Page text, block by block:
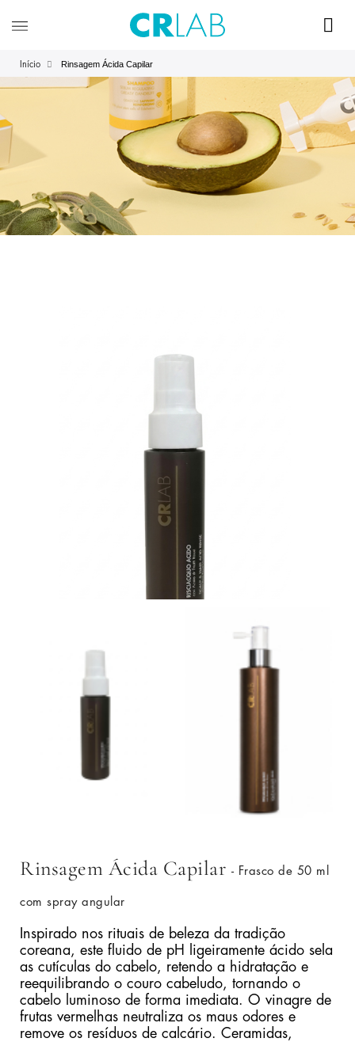
Início Rinsagem Ácida Capilar
Rinsagem Ácida Capilar - Frasco de 50 ml
com spray angular
Inspirado nos rituais de beleza da tradição
coreana, este fluido de pH ligeiramente ácido sela
as cutículas do cabelo, retendo a hidratação e
reequilibrando o couro cabeludo, tornando o
cabelo luminoso de forma imediata. O vinagre de
frutas vermelhas neutraliza os maus odores e
remove os resíduos de calcário. Ceramidas,